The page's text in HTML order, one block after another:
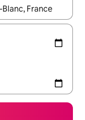
si ich prechádzať